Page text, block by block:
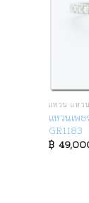
แหวน แหวน
แหวนเพ
GR1183
฿